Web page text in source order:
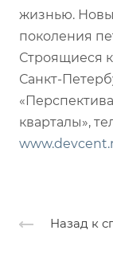
жизнью.
поколения
Строящиеся
Санкт-
кварталы»,
Назад к